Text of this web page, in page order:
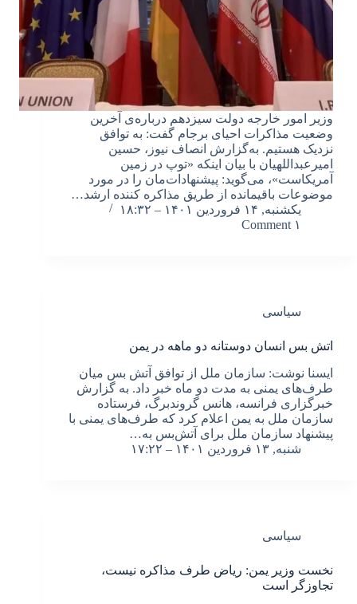
وزیر امور خارجه دولت سیزدهم درباره‌ی آخرین
وضعیت مذاکرات احیای برجام گفت: به توافق
نزدیک هستیم. به‌گزارش انصاف نیوز، حسین
امیرعبداللهیان با بیان اینکه «توپ در زمین
آمریکاست»، می‌گوید: پیشنهادات‌مان را در مورد
موضوعات باقیمانده از طریق مذاکره کننده ارشد…
یکشنبه, ۱۴ فروردین ۱۴۰۱ – ۱۸:۳۲
۱ Comment
سیاسی
اتش بس انسان دوستانه دو ماهه در یمن
ایسنا نوشت: سازمان ملل از توافق آتش بس میان
طرف‌های یمنی به مدت دو ماه خبر داد. به گزارش
خبرگزاری فرانسه، هانس گروندبرگ، فرستاده
سازمان ملل به یمن اعلام کرد که طرف‌های یمنی با
پیشنهاد سازمان ملل برای آتش‌بس به…
شنبه, ۱۳ فروردین ۱۴۰۱ – ۱۷:۲۲
سیاسی
نخست وزیر یمن: ریاض طرف مذاکره نیست،
تجاوزگر است